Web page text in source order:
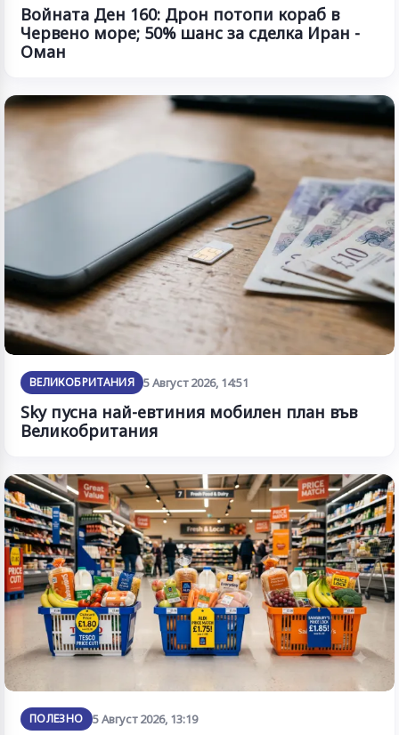
Войната Ден 160: Дрон потопи кораб в
Червено море; 50% шанс за сделка Иран -
Оман
ВЕЛИКОБРИТАНИЯ 5 Август 2026, 14:51
Sky пусна най-евтиния мобилен план във
Великобритания
ПОЛЕЗНО 5 Август 2026, 13:19